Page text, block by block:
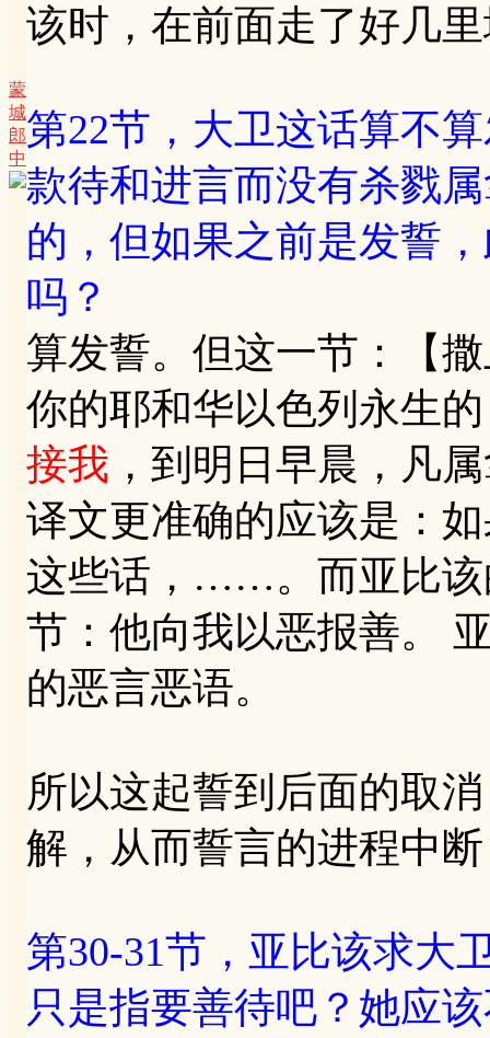
蒙
城
郎
中
该时，在前面走了好几
第22节，大卫这话算不
款待和进言而没有杀戮
的，但如果之前是发誓
吗？
算发誓。但这一节：【
你的耶和华以色列永生
接我 ，到明日早晨，凡
译文更准确的应该是：
这些话，……。而亚比该
节：他向我以恶报善。
的恶言恶语。
所以这起誓到后面的取
解，从而誓言的进程中
第30-31节，亚比该求大
只是指要善待吧？她应